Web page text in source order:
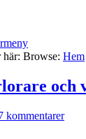
här: Browse: Hem
och
kommentarer